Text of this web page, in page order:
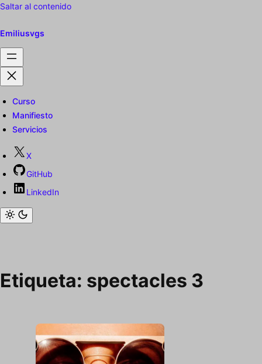
Saltar al contenido
Emiliusvgs
Curso
Manifiesto
Servicios
X
GitHub
LinkedIn
Etiqueta: spectacles 3